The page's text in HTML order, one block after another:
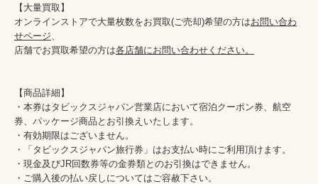
【大量買取】
オンラインストアで大量枚数をお買取(ご売却)希望の方はお問い合わ
せページ
店舗でお買取希望の方は各店舗にお問い合わせください。
【商品詳細】
・本券はタビックスジャパン営業店において宿泊クーポン券、航空
券、パッケージ商品とお引換えいたします。
・有効期限はございません。
・「タビックスジャパン旅行券」はお支払い時にご利用頂けます。
・現金及びJR回数券等の金券類とのお引換はできません。
・ご購入後の払い戻しについてはご容赦下さい。